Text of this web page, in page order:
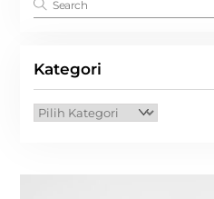
Kategori
Kategori